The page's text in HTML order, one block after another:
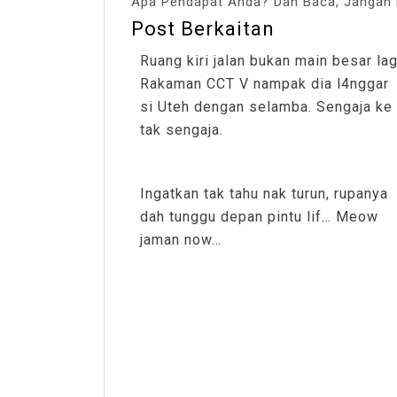
Post Berkaitan
Ruang kiri jalan bukan main besar
Rakaman CCT V nampak dia l4nggar
si Uteh dengan selamba. Sengaja ke
tak sengaja.
Ingatkan tak tahu nak turun, rupanya
dah tunggu depan pintu lif… Meow
jaman now…